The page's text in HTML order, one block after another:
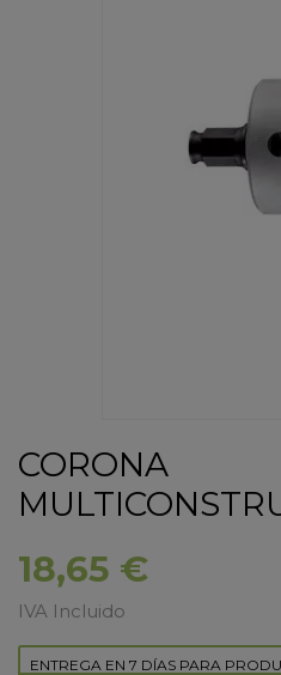
CORONA
18,65 €
IVA Incluido
ENTREGA EN 7 DÍAS PARA